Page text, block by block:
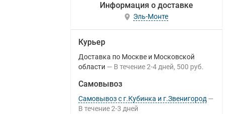
Информация о доставке
Эль-Монте
Курьер
Доставка по Москве и Московской
области
В течение 2-4 дней 500 руб.
Самовывоз
Самовывоз с г.Кубинка и г.Звенигород
В течение 2-3 дней